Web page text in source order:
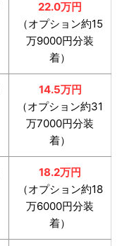
22.0万円
（オプション約15
万9000円分装
着）
14.5万円
（オプション約31
万7000円分装
着）
18.2万円
（オプション約18
万6000円分装
着）